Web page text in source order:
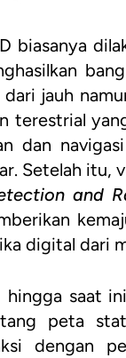
biasanya
jauh
terestrial
dan
Setelah itu,
and
digital dari
hingga saat
peta
dengan